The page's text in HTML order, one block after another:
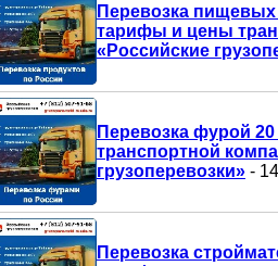
Перевозка
тарифы и цены
«Российские
Перевозка фурой
транспортной
грузоперевозки» -
Перевозка